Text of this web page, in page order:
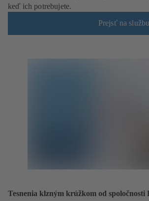
keď ich potrebujete.
Prejsť na službu
Tesnenia klzným krúžkom od spoločnosti